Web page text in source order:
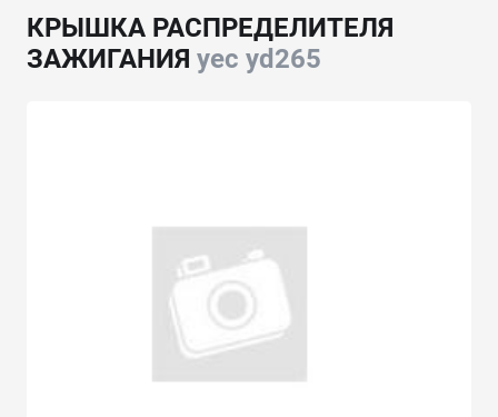
КРЫШКА РАСПРЕДЕЛИТЕЛЯ
ЗАЖИГАНИЯ yec yd265